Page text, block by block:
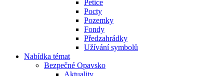
Petice
Pocty
Pozemky
Fondy
Předzahrádky
Užívání symbolů
Nabídka témat
Bezpečné Opavsko